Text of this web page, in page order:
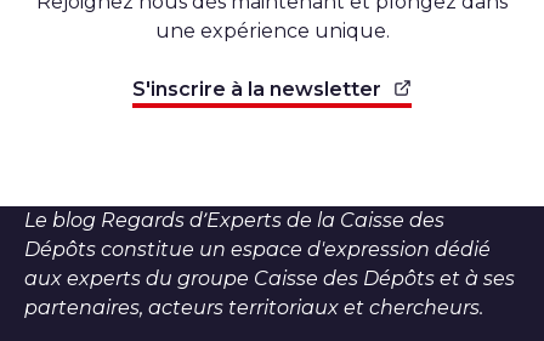
une expérience unique.
S'inscrire à la newsletter
Le blog Regards d’Experts de la Caisse des
Dépôts constitue un espace d'expression dédié
aux experts du groupe Caisse des Dépôts et à ses
partenaires, acteurs territoriaux et chercheurs.